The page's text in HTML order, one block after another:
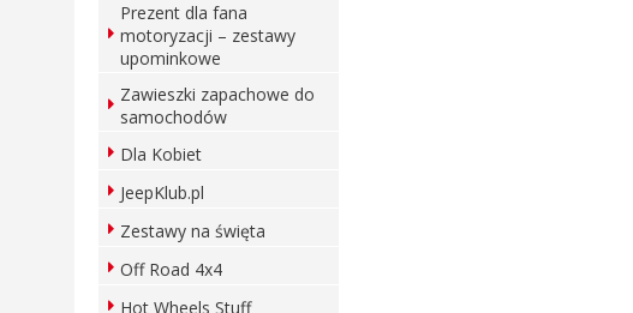
Prezent dla fana
motoryzacji – zestawy
upominkowe
Zawieszki zapachowe do
samochodów
Dla Kobiet
JeepKlub.pl
Zestawy na święta
Off Road 4x4
Hot Wheels Stuff